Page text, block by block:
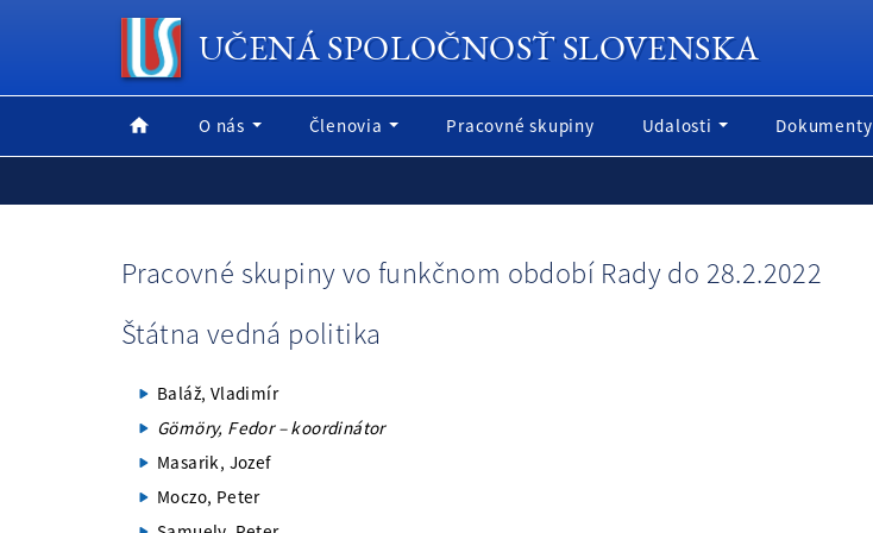
UČENÁ SPOLOČNOSŤ SLOVENSKA
O nás Členovia Pracovné skupiny Udalosti Dokumenty
Pracovné skupiny vo funkčnom období Rady do 28.2.2022
Štátna vedná politika
Baláž, Vladimír
Gömöry, Fedor – koordinátor
Masarik, Jozef
Moczo, Peter